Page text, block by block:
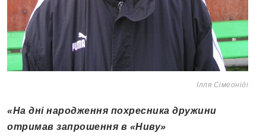
Ілля Сімеоніді
«На дні народження похресника дружини
отримав запрошення в «Ниву»